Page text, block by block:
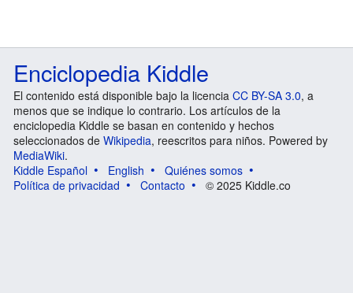
Enciclopedia Kiddle
El contenido está disponible bajo la licencia CC BY-SA 3.0, a
menos que se indique lo contrario. Los artículos de la
enciclopedia Kiddle se basan en contenido y hechos
seleccionados de Wikipedia, reescritos para niños. Powered by
MediaWiki.
Kiddle Español
English
Quiénes somos
Política de privacidad
Contacto © 2025 Kiddle.co